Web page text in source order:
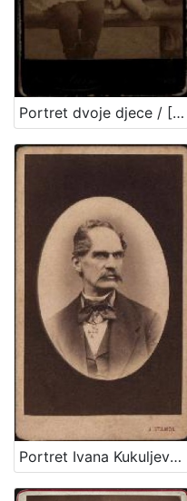
Portret dvoje djece / [Gjuro Varga] ; [izradio fotografski atelijer] G. & I. Varga
Portret Ivana Kukuljevića Sakcinskog / I. Standl